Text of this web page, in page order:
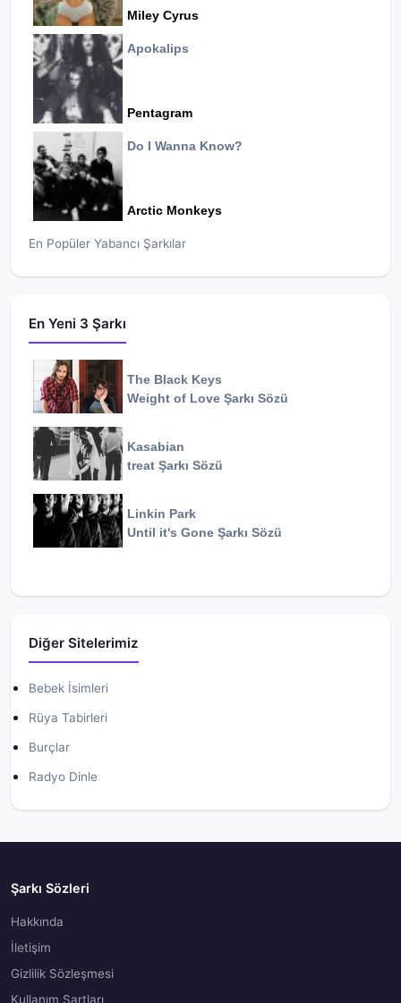
Miley Cyrus
Apokalips
Pentagram
Do I Wanna Know?
Arctic Monkeys
En Popüler Yabancı Şarkılar
En Yeni 3 Şarkı
The Black Keys
Weight of Love Şarkı Sözü
Kasabian
treat Şarkı Sözü
Linkin Park
Until it's Gone Şarkı Sözü
Diğer Sitelerimiz
Bebek İsimleri
Rüya Tabirleri
Burçlar
Radyo Dinle
Şarkı Sözleri
Hakkında
İletişim
Gizlilik Sözleşmesi
Kullanım Şartları